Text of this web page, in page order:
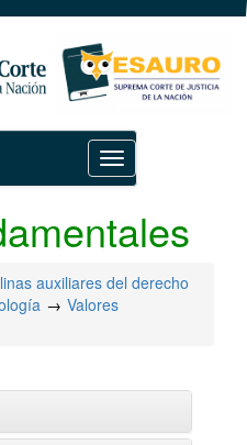
Toggle
navigation
auxiliares del derecho
Valores